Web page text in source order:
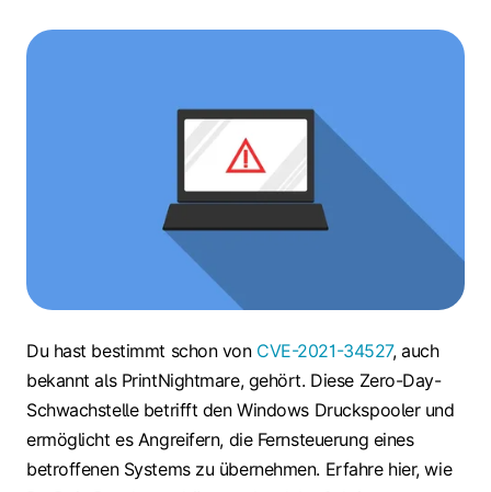
Du hast bestimmt schon von CVE-2021-34527, auch
bekannt als PrintNightmare, gehört. Diese Zero-Day-
Schwachstelle betrifft den Windows Druckspooler und
ermöglicht es Angreifern, die Fernsteuerung eines
betroffenen Systems zu übernehmen. Erfahre hier, wie